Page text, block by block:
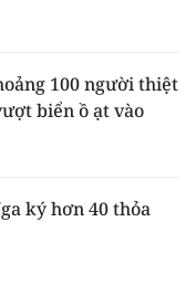
100 người thiệt
biển ồ ạt vào
ký hơn 40 thỏa